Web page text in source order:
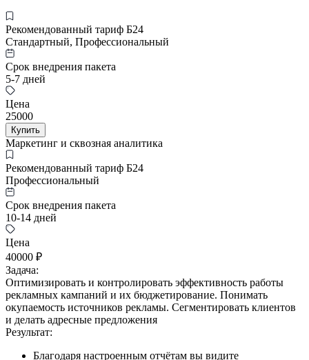
Рекомендованный тариф Б24
Стандартный, Профессиональный
Срок внедрения пакета
5-7 дней
Цена
25000
Купить
Маркетинг и сквозная аналитика
Рекомендованный тариф Б24
Профессиональный
Срок внедрения пакета
10-14 дней
Цена
40000 ₽
Задача:
Оптимизировать и контролировать эффективность работы
рекламных кампаний и их бюджетирование. Понимать
окупаемость источников рекламы. Сегментировать клиентов
и делать адресные предложения
Результат:
Благодаря настроенным отчётам вы видите